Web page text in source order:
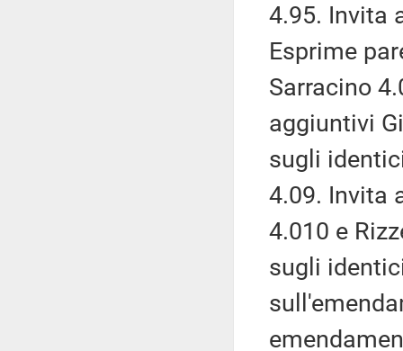
4.95. Invita
Esprime
Sarracino
aggiuntivi
sugli
4.09. Invita
4.010 e
sugli